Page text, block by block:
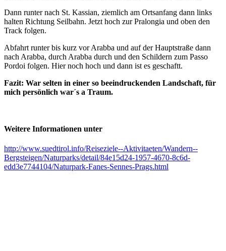
Dann runter nach St. Kassian, ziemlich am Ortsanfang dann links
halten Richtung Seilbahn. Jetzt hoch zur Pralongia und oben den
Track folgen.
Abfahrt runter bis kurz vor Arabba und auf der Hauptstraße dann
nach Arabba, durch Arabba durch und den Schildern zum Passo
Pordoi folgen. Hier noch hoch und dann ist es geschaftt.
Fazit: War selten in einer so beeindruckenden Landschaft, für
mich persönlich war´s a Traum.
Weitere Informationen unter
http://www.suedtirol.info/Reiseziele--Aktivitaeten/Wandern--
Bergsteigen/Naturparks/detail/84e15d24-1957-4670-8c6d-
edd3e7744104/Naturpark-Fanes-Sennes-Prags.html